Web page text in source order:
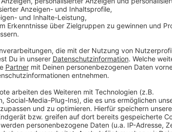
Anzeige
Weitere Berichterstattung folgt
Anzeige
Konkrete Besucherzahlen liefert uns der
werden wir weiter hier bei Antenne Düsseldorf
Anzeige